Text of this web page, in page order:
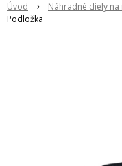
Úvod Náhradné diely na
Podložka